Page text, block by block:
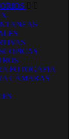
 
FOTOGAFIA
CÁMARAS